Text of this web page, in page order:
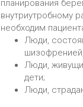
планирования
внутриутробному
необходим
Люди,
Люди,
дети;
Люди,